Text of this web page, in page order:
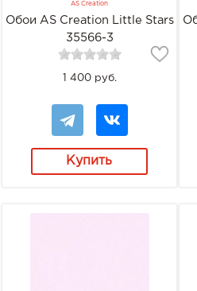
AS Creation
Обои AS Creation Little Stars
35566-3
1 400 руб.
Купить